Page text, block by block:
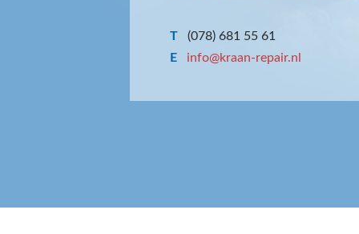
T
(078) 681 55 61
E
info@kraan-repair.nl